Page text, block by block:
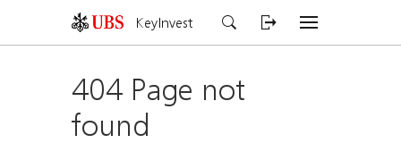
KeyInvest
404 Page not
found